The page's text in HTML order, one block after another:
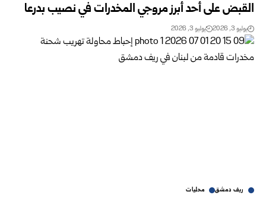
القبض على أحد أبرز مروجي المخدرات في نصيب بدرعا
يوليو 3, 2026 يوليو 3, 2026
ريف دمشق محليات